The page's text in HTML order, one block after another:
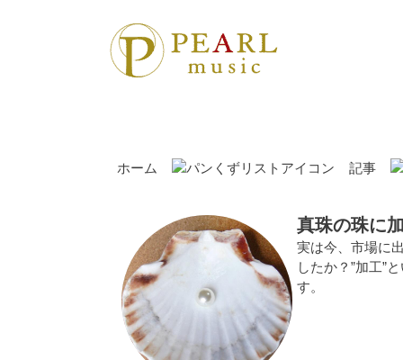
ホーム 記事
真珠の珠に
実は今、市場に
したか？”加工”
す。